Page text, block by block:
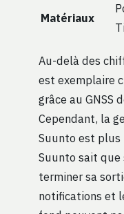
Matériaux
Au-delà des
est exemplaire
grâce au GNSS
Cependant, la
Suunto est
Suunto sait que
terminer sa
notifications et